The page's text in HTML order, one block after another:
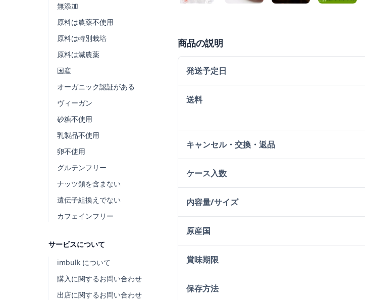
無添加
原料は農薬不使用
原料は特別栽培
原料は減農薬
国産
オーガニック認証がある
ヴィーガン
砂糖不使用
乳製品不使用
卵不使用
グルテンフリー
ナッツ類を含まない
遺伝子組換えでない
カフェインフリー
サービスについて
imbulk について
購入に関するお問い合わせ
出店に関するお問い合わせ
商品の説明
発送予定日
送料
キャンセル・交換・返品
ケース入数
内容量/サイズ
原産国
賞味期限
保存方法